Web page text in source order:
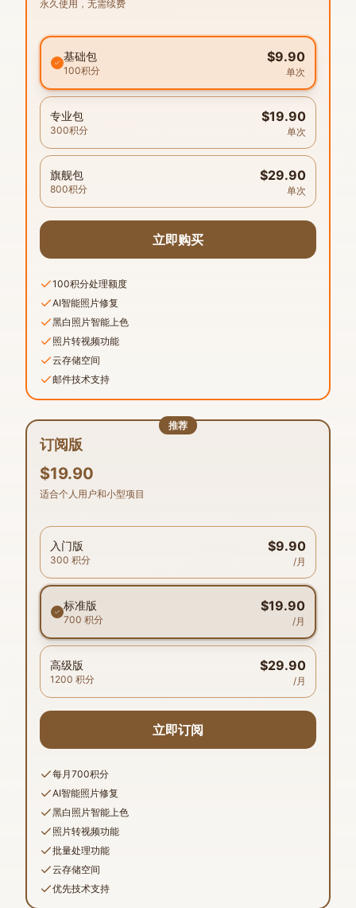
永久使用，无需续费
基础包
100积分
$9.90
单次
专业包
300积分
$19.90
单次
旗舰包
800积分
$29.90
单次
立即购买
100积分处理额度
AI智能照片修复
黑白照片智能上色
照片转视频功能
云存储空间
邮件技术支持
推荐
订阅版
$19.90
适合个人用户和小型项目
入门版
300 积分
$9.90
/月
标准版
700 积分
$19.90
/月
高级版
1200 积分
$29.90
/月
立即订阅
每月700积分
AI智能照片修复
黑白照片智能上色
照片转视频功能
批量处理功能
云存储空间
优先技术支持